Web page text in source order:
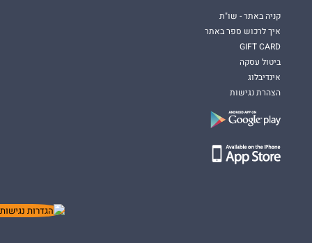
קניה באתר - שו"ת
איך לרכוש ספר באתר
GIFT CARD
ביטול עסקה
אינדיבלוג
הצהרת נגישות